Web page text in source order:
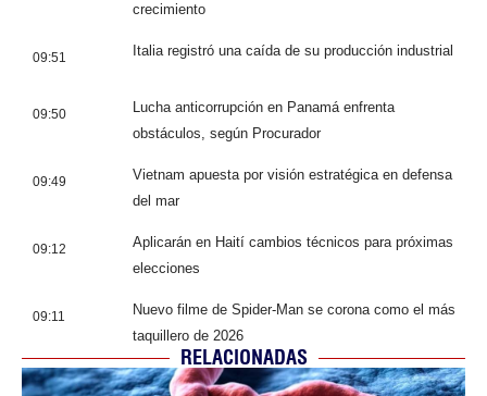
crecimiento
09:51 Italia registró una caída de su producción industrial
09:50
Lucha anticorrupción en Panamá enfrenta
obstáculos, según Procurador
09:49
Vietnam apuesta por visión estratégica en defensa
del mar
09:12
Aplicarán en Haití cambios técnicos para próximas
elecciones
09:11
Nuevo filme de Spider-Man se corona como el más
taquillero de 2026
RELACIONADAS